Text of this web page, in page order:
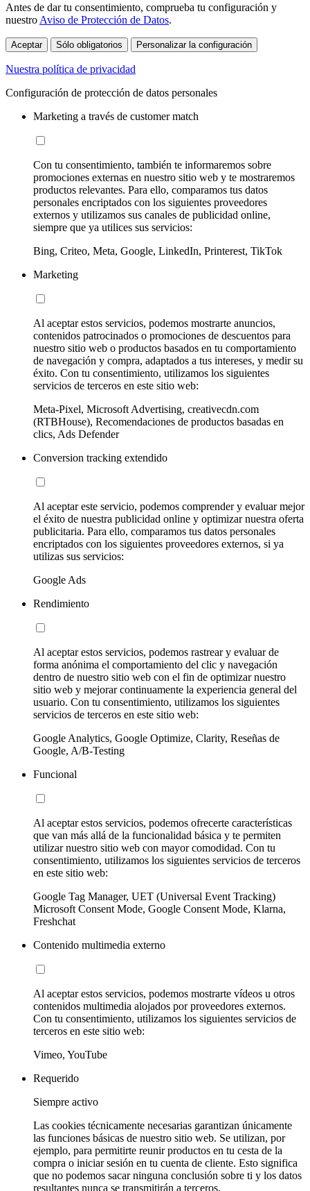
Antes de dar tu consentimiento, comprueba tu configuración y
nuestro Aviso de Protección de Datos.
Aceptar Sólo obligatorios Personalizar la configuración
Nuestra política de privacidad
Configuración de protección de datos personales
Marketing a través de customer match
Con tu consentimiento, también te informaremos sobre
promociones externas en nuestro sitio web y te mostraremos
productos relevantes. Para ello, comparamos tus datos
personales encriptados con los siguientes proveedores
externos y utilizamos sus canales de publicidad online,
siempre que ya utilices sus servicios:
Bing, Criteo, Meta, Google, LinkedIn, Printerest, TikTok
Marketing
Al aceptar estos servicios, podemos mostrarte anuncios,
contenidos patrocinados o promociones de descuentos para
nuestro sitio web o productos basados en tu comportamiento
de navegación y compra, adaptados a tus intereses, y medir su
éxito. Con tu consentimiento, utilizamos los siguientes
servicios de terceros en este sitio web:
Meta-Pixel, Microsoft Advertising, creativecdn.com
(RTBHouse), Recomendaciones de productos basadas en
clics, Ads Defender
Conversion tracking extendido
Al aceptar este servicio, podemos comprender y evaluar mejor
el éxito de nuestra publicidad online y optimizar nuestra oferta
publicitaria. Para ello, comparamos tus datos personales
encriptados con los siguientes proveedores externos, si ya
utilizas sus servicios:
Google Ads
Rendimiento
Al aceptar estos servicios, podemos rastrear y evaluar de
forma anónima el comportamiento del clic y navegación
dentro de nuestro sitio web con el fin de optimizar nuestro
sitio web y mejorar continuamente la experiencia general del
usuario. Con tu consentimiento, utilizamos los siguientes
servicios de terceros en este sitio web:
Google Analytics, Google Optimize, Clarity, Reseñas de
Google, A/B-Testing
Funcional
Al aceptar estos servicios, podemos ofrecerte características
que van más allá de la funcionalidad básica y te permiten
utilizar nuestro sitio web con mayor comodidad. Con tu
consentimiento, utilizamos los siguientes servicios de terceros
en este sitio web:
Google Tag Manager, UET (Universal Event Tracking)
Microsoft Consent Mode, Google Consent Mode, Klarna,
Freshchat
Contenido multimedia externo
Al aceptar estos servicios, podemos mostrarte vídeos u otros
contenidos multimedia alojados por proveedores externos.
Con tu consentimiento, utilizamos los siguientes servicios de
terceros en este sitio web:
Vimeo, YouTube
Requerido
Siempre activo
Las cookies técnicamente necesarias garantizan únicamente
las funciones básicas de nuestro sitio web. Se utilizan, por
ejemplo, para permitirte reunir productos en tu cesta de la
compra o iniciar sesión en tu cuenta de cliente. Esto significa
que no podemos sacar ninguna conclusión sobre ti y los datos
resultantes nunca se transmitirán a terceros.